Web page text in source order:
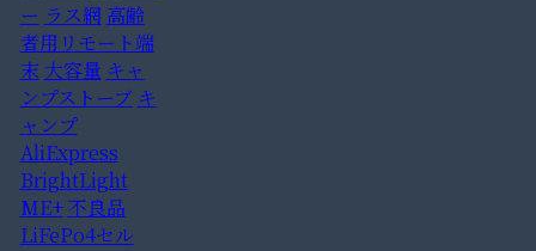
ー ラス網 高齢
者用リモート端
末大容量 キャ
ンプストーブ キ
ャンプ
AliExpress
BrightLight
ME+不良品
LiFePo4セル